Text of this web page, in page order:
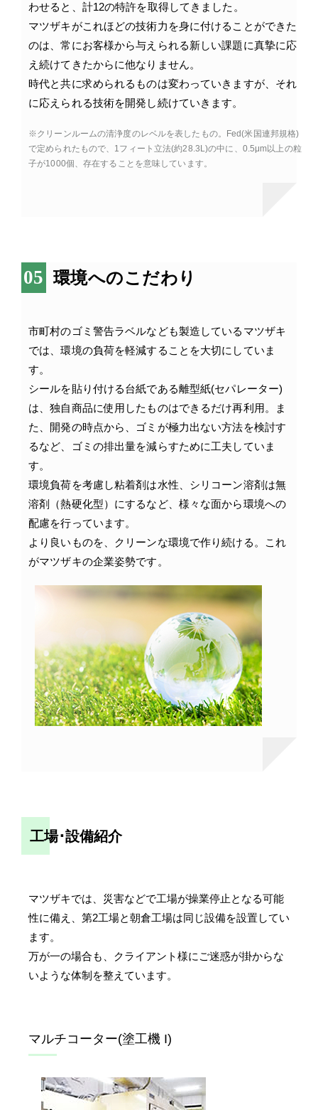
わせると、計12の特許を取得してきました。
マツザキがこれほどの技術力を身に付けることができた
のは、常にお客様から与えられる新しい課題に真摯に応
え続けてきたからに他なりません。
時代と共に求められるものは変わっていきますが、それ
に応えられる技術を開発し続けていきます。
※クリーンルームの清浄度のレベルを表したもの。Fed(米国連邦規格)
で定められたもので、1フィート立法(約28.3L)の中に、0.5μm以上の粒
子が1000個、存在することを意味しています。
環境へのこだわり
市町村のゴミ警告ラベルなども製造しているマツザキ
では、環境の負荷を軽減することを大切にしていま
す。
シールを貼り付ける台紙である離型紙(セパレーター)
は、独自商品に使用したものはできるだけ再利用。ま
た、開発の時点から、ゴミが極力出ない方法を検討す
るなど、ゴミの排出量を減らすために工夫していま
す。
環境負荷を考慮し粘着剤は水性、シリコーン溶剤は無
溶剤（熱硬化型）にするなど、様々な面から環境への
配慮を行っています。
より良いものを、クリーンな環境で作り続ける。これ
がマツザキの企業姿勢です。
工場･設備紹介
マツザキでは、災害などで工場が操業停止となる可能
性に備え、第2工場と朝倉工場は同じ設備を設置してい
ます。
万が一の場合も、クライアント様にご迷惑が掛からな
いような体制を整えています。
マルチコーター(塗工機 I)